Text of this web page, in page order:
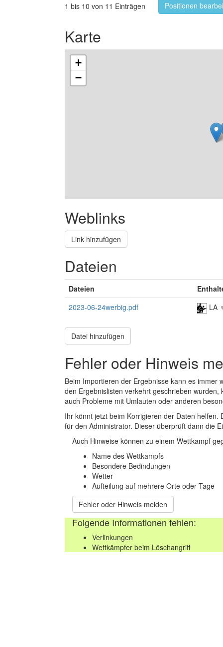
1 bis 10 von 11 Einträgen Positionen
Karte
+
−
Weblinks
Link hinzufügen
Dateien
Dateien
2023-06-24werbig.pdf
LA
Datei hinzufügen
Fehler oder Hinweis
Beim Importieren der Ergebnisse kann es
den Ergebnislisten verkehrt geschrieben
auch Probleme mit Umlauten oder anderen
Ihr könnt jetzt beim Korrigieren der Daten
für den Administrator. Dieser überprüft dann die
Auch Hinweise können zu einem Wettkampf
Name des Wettkampfs
Besondere Bedindungen
Wetter
Aufteilung auf mehrere Orte oder Tage
Fehler oder Hinweis melden
Folgende Informationen fehlen:
Verlinkungen
Wettkämpfer beim Löschangriff